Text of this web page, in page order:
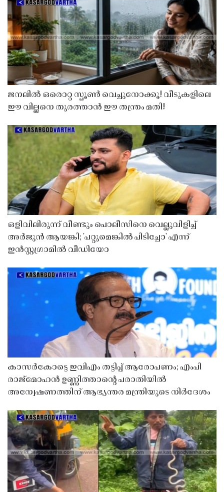
ജനലിൽ ഒരൊറ്റ സ്പൂൺ വെച്ചുനോക്കൂ! വീടുകളിലെ
ഈ വില്ലനെ തുരത്താൻ ഈ തന്ത്രം മതി!
ഒളിവിലിരുന്ന് വീണ്ടും പൊലീസിനെ വെല്ലുവിളിച്ച്
അർജുൻ ആയങ്കി; 'പറ്റുമെങ്കിൽ പിടിച്ചോ' എന്ന്
ഇൻസ്റ്റഗ്രാമിൽ വീഡിയോ
കാസർകോട്ടെ ഇവിഎം തട്ടിപ്പ് ആരോപണം; എംപി
രാജ്‌മോഹൻ ഉണ്ണിത്താന്റെ പരാതിയിൽ
അന്വേഷണത്തിന് ആഭ്യന്തര മന്ത്രിയുടെ നിർദേശം